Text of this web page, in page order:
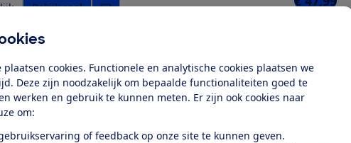
plaatsen cookies. Functionele en analytische cookies plaatsen we
Deze zijn noodzakelijk om bepaalde functionaliteiten goed te
werken en gebruik te kunnen meten. Er zijn ook cookies naar
om:
of feedback op onze site te kunnen geven.
toe
Bekijk snel
JBL
Go 5 wit
Bluetooth / met accu | Mini | 0,23 kg